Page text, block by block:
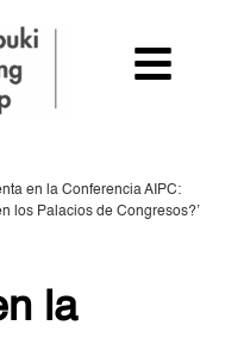
en la Conferencia AIPC:
los Palacios de Congresos?’
la